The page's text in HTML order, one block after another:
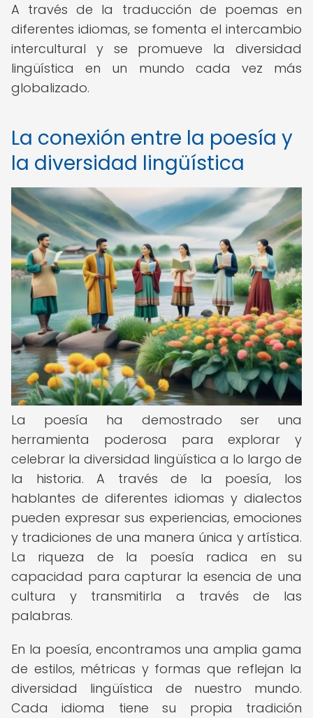
A través de la traducción de poemas en
diferentes idiomas, se fomenta el intercambio
intercultural y se promueve la diversidad
lingüística en un mundo cada vez más
globalizado.
La conexión entre la poesía y
la diversidad lingüística
La poesía ha demostrado ser una
herramienta poderosa para explorar y
celebrar la diversidad lingüística a lo largo de
la historia. A través de la poesía, los
hablantes de diferentes idiomas y dialectos
pueden expresar sus experiencias, emociones
y tradiciones de una manera única y artística.
La riqueza de la poesía radica en su
capacidad para capturar la esencia de una
cultura y transmitirla a través de las
palabras.
En la poesía, encontramos una amplia gama
de estilos, métricas y formas que reflejan la
diversidad lingüística de nuestro mundo.
Cada idioma tiene su propia tradición